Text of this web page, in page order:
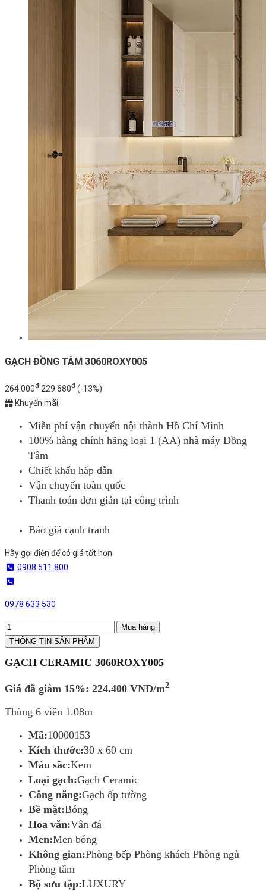
GẠCH ĐỒNG TÂM 3060ROXY005
264.000đ 229.680đ (-13%)
Khuyến mãi
Miễn phí vận chuyển nội thành Hồ Chí Minh
100% hàng chính hãng loại 1 (AA) nhà máy Đồng
Tâm
Chiết khấu hấp dẫn
Vận chuyển toàn quốc
Thanh toán đơn giản tại công trình
Báo giá cạnh tranh
Hãy gọi điện để có giá tốt hơn
0908 511 800
0978 633 530
Mua hàng
THÔNG TIN SẢN PHẨM
GẠCH CERAMIC 3060ROXY005
Giá đã giảm 15%: 224.400 VND/m2
Thùng 6 viên 1.08m
Mã:10000153
Kích thước:30 x 60 cm
Màu sắc:Kem
Loại gạch:Gạch Ceramic
Công năng:Gạch ốp tường
Bề mặt:Bóng
Hoa văn:Vân đá
Men:Men bóng
Không gian:Phòng bếp Phòng khách Phòng ngủ
Phòng tắm
Bộ sưu tập:LUXURY